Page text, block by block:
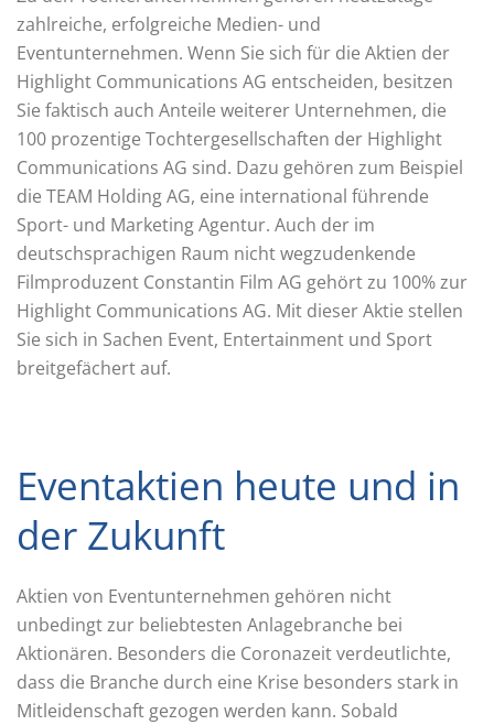
zahlreiche, erfolgreiche Medien- und
Eventunternehmen. Wenn Sie sich für die Aktien der
Highlight Communications AG entscheiden, besitzen
Sie faktisch auch Anteile weiterer Unternehmen, die
100 prozentige Tochtergesellschaften der Highlight
Communications AG sind. Dazu gehören zum Beispiel
die TEAM Holding AG, eine international führende
Sport- und Marketing Agentur. Auch der im
deutschsprachigen Raum nicht wegzudenkende
Filmproduzent Constantin Film AG gehört zu 100% zur
Highlight Communications AG. Mit dieser Aktie stellen
Sie sich in Sachen Event, Entertainment und Sport
breitgefächert auf.
Eventaktien heute und in
der Zukunft
Aktien von Eventunternehmen gehören nicht
unbedingt zur beliebtesten Anlagebranche bei
Aktionären. Besonders die Coronazeit verdeutlichte,
dass die Branche durch eine Krise besonders stark in
Mitleidenschaft gezogen werden kann. Sobald